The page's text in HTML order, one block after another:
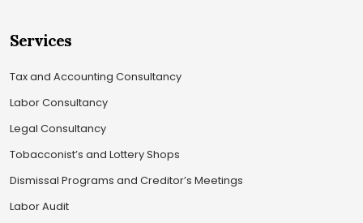
Services
Tax and Accounting Consultancy
Labor Consultancy
Legal Consultancy
Tobacconist’s and Lottery Shops
Dismissal Programs and Creditor’s Meetings
Labor Audit